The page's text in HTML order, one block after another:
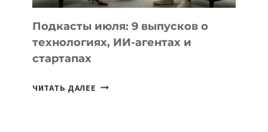
ДЛЯ
Подкасты июля: 9 выпусков о
технологиях, ИИ-агентах и
стартапах
ЧИТАТЬ ДАЛЕЕ ПОДКАСТЫ